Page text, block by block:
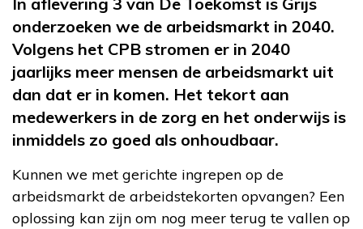
onderzoeken we de arbeidsmarkt in 2040.
Volgens het CPB stromen er in 2040
jaarlijks meer mensen de arbeidsmarkt uit
dan dat er in komen. Het tekort aan
medewerkers in de zorg en het onderwijs is
inmiddels zo goed als onhoudbaar.
Kunnen we met gerichte ingrepen op de
arbeidsmarkt de arbeidstekorten opvangen? Een
oplossing kan zijn om nog meer terug te vallen op